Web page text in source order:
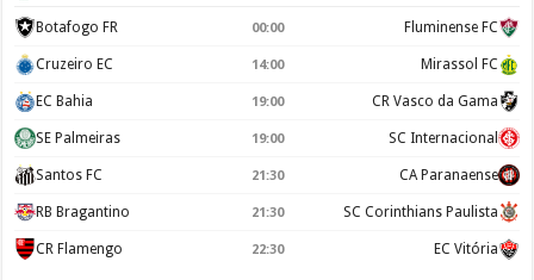
Botafogo FR 00:00 Fluminense FC
Cruzeiro EC 14:00 Mirassol FC
EC Bahia 19:00 CR Vasco da Gama
SE Palmeiras 19:00 SC Internacional
Santos FC 21:30 CA Paranaense
RB Bragantino 21:30 SC Corinthians Paulista
CR Flamengo 22:30 EC Vitória